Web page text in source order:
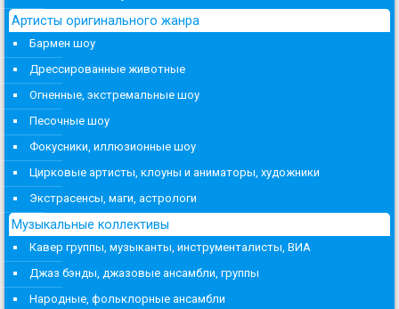
Артисты оригинального жанра
Бармен шоу
Дрессированные животные
Огненные, экстремальные шоу
Песочные шоу
Фокусники, иллюзионные шоу
Цирковые артисты, клоуны и аниматоры, художники
Экстрасенсы, маги, астрологи
Музыкальные коллективы
Кавер группы, музыканты, инструменталисты, ВИА
Джаз бэнды, джазовые ансамбли, группы
Народные, фольклорные ансамбли